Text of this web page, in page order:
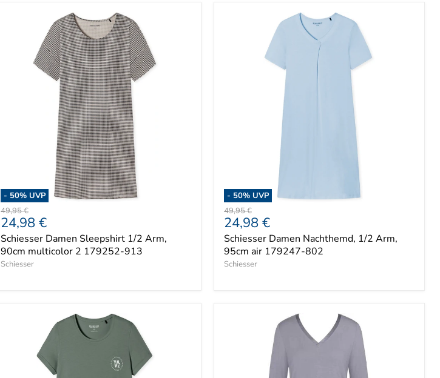
- 50% UVP
Ursprünglicher
Preis
49,95 €
Aktueller
Preis
24,98 €
Schiesser Damen Sleepshirt 1/2 Arm,
90cm multicolor 2 179252-913
Schiesser
- 50% UVP
Ursprünglicher
Preis
49,95 €
Aktueller
Preis
24,98 €
Schiesser Damen Nachthemd, 1/2 Arm,
95cm air 179247-802
Schiesser